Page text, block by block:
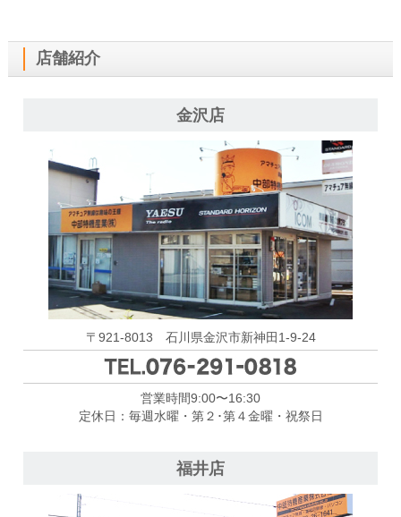
店舗紹介
金沢店
〒921-8013 石川県金沢市新神田1-9-24
営業時間9:00〜16:30
定休日：毎週水曜・第２･第４金曜・祝祭日
福井店